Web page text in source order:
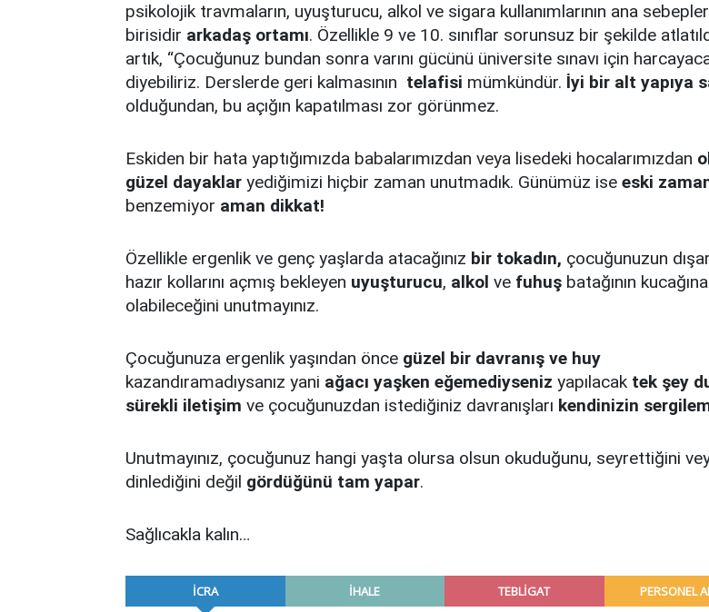
psikolojik travmaların, uyuşturucu, alkol ve sigara kullanımlarının ana
birisidir arkadaş ortamı. Özellikle 9 ve 10. sınıflar sorunsuz bir şekilde
artık, “Çocuğunuz bundan sonra varını gücünü üniversite sınavı için
diyebiliriz. Derslerde geri kalmasının telafisi mümkündür. İyi bir alt yapıya
olduğundan, bu açığın kapatılması zor görünmez.
Eskiden bir hata yaptığımızda babalarımızdan veya lisedeki hocalarımızdan
güzel dayaklar yediğimizi hiçbir zaman unutmadık. Günümüz ise eski
benzemiyor aman dikkat!
Özellikle ergenlik ve genç yaşlarda atacağınız bir tokadın, çocuğunuzun
hazır kollarını açmış bekleyen uyuşturucu, alkol ve fuhuş batağının
olabileceğini unutmayınız.
Çocuğunuza ergenlik yaşından önce güzel bir davranış ve huy
kazandıramadıysanız yani ağacı yaşken eğemediyseniz yapılacak tek şey
sürekli iletişim ve çocuğunuzdan istediğiniz davranışları kendinizin
Unutmayınız, çocuğunuz hangi yaşta olursa olsun okuduğunu, seyrettiğini
dinlediğini değil gördüğünü tam yapar.
Sağlıcakla kalın…